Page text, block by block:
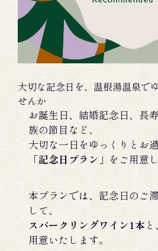
大切な記念日を、温根湯温泉で
せんか
お誕生日、結婚記念日、長
族の節目など、
大切な一日をゆっくりとお
「記念日プラン」 をご用意
本プランでは、記念日のご
して、
スパークリングワイン1本 と
用意いたします。